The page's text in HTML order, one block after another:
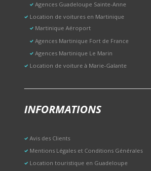
Agences Guadeloupe Sainte-Anne
Location de voitures en Martinique
Martinique Aéroport
Agences Martinique Fort de France
Agences Martinique Le Marin
Location de voiture à Marie-Galante
INFORMATIONS
Avis des Clients
Mentions Légales et Conditions Générales
Location touristique en Guadeloupe